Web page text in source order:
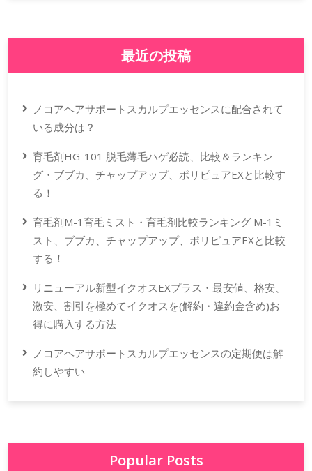
最近の投稿
ノコアヘアサポートスカルプエッセンスに配合されて
いる成分は？
育毛剤HG-101 脱毛薄毛ハゲ必読、比較＆ランキン
グ・ブブカ、チャップアップ、ポリピュアEXと比較す
る！
育毛剤M-1育毛ミスト・育毛剤比較ランキング M-1ミ
スト、ブブカ、チャップアップ、ポリピュアEXと比較
する！
リニューアル新型イクオスEXプラス・最安値、格安、
激安、割引を極めてイクオスを(解約・違約金含め)お
得に購入する方法
ノコアヘアサポートスカルプエッセンスの定期便は解
約しやすい
Popular Posts